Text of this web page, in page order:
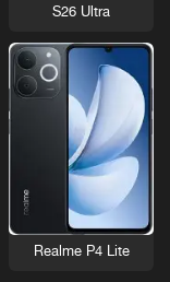
S26 Ultra
Realme P4 Lite